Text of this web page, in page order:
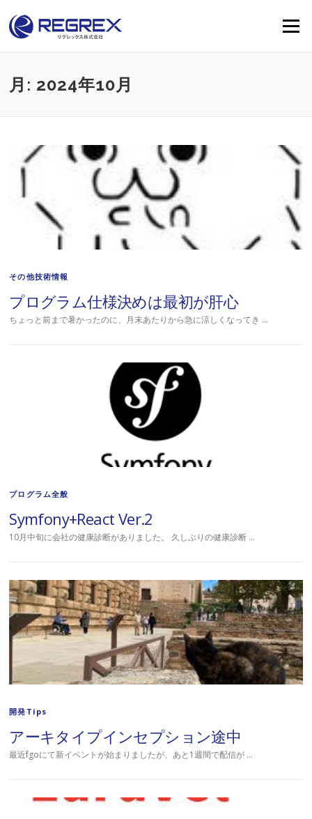
content
Menu
月: 2024年10月
その他技術情報
プログラム仕様決めは最初が肝心
ちょっと前まで暑かったのに、月末あたりから急に涼しくなってき …
プログラム全般
Symfony+React Ver.2
10月中旬に会社の健康診断がありました。 久しぶりの健康診断 …
開発Tips
アーキタイプインセプション途中
最近fgoにて新イベントが始まりましたが、あと1週間で配信が …